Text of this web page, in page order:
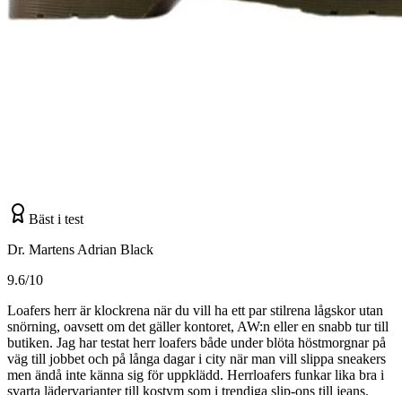
Bäst i test
Dr. Martens Adrian Black
9.6/10
Loafers herr är klockrena när du vill ha ett par stilrena lågskor utan
snörning, oavsett om det gäller kontoret, AW:n eller en snabb tur till
butiken. Jag har testat herr loafers både under blöta höstmorgnar på
väg till jobbet och på långa dagar i city när man vill slippa sneakers
men ändå inte känna sig för uppklädd. Herrloafers funkar lika bra i
svarta lädervarianter till kostym som i trendiga slip-ons till jeans.